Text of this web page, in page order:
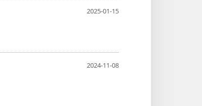
2025-01-15
2024-11-08